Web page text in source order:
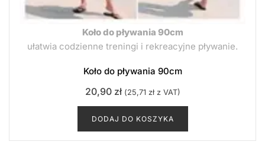
Koło do pływania 90cm
ułatwia codzienne treningi i rekreacyjne pływanie.
Koło do pływania 90cm
20,90 zł (25,71 złz VAT)
DODAJ DO KOSZYKA